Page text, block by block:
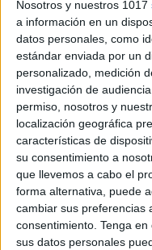
Nosotros y nuestros 1017
a información en un
datos personales, como
estándar enviada por un
personalizado, medición
investigación de
permiso, nosotros y
localización geográfica
características de
su consentimiento a
que llevemos a cabo el
forma alternativa, puede
cambiar sus preferencias
consentimiento. Tenga en
sus datos personales
Bajo el círculo
donde deberemos
protagonista.
Bajo este
amigos donde
amigos de este
casita no se pueden
necesario, pero
ficha para completar